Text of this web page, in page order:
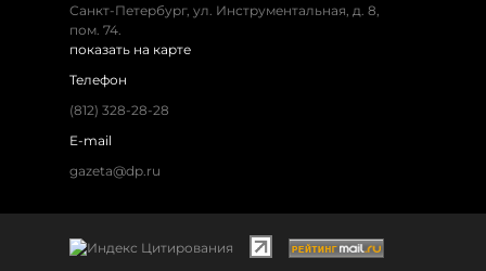
Санкт-Петербург, ул. Инструментальная, д. 8,
пом. 74.
показать на карте
Телефон
(812) 328-28-28
E-mail
gazeta@dp.ru